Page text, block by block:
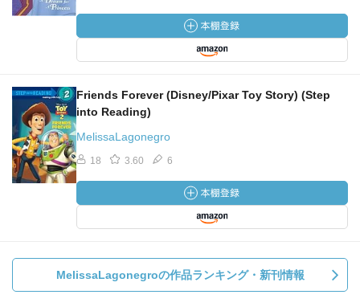
Friends Forever (Disney/Pixar Toy Story) (Step
into Reading)
MelissaLagonegro
18 3.60 6
MelissaLagonegroの作品ランキング・新刊情報